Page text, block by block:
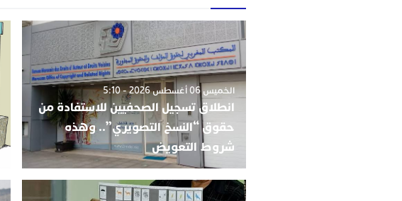
الخميس 06 أغسطس 2026 - 5:10
انطلاق تسجيل الصحفيين للاستفادة من
حقوق “النسخ التصويري”.. وهذه
شروط التعويض